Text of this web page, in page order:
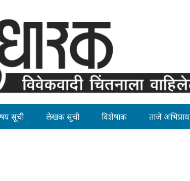
सूची लेखक सूची विशेषांक ताजे अभिप्राय